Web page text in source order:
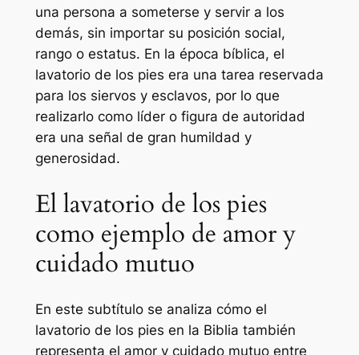
una persona a someterse y servir a los
demás, sin importar su posición social,
rango o estatus. En la época bíblica, el
lavatorio de los pies era una tarea reservada
para los siervos y esclavos, por lo que
realizarlo como líder o figura de autoridad
era una señal de gran humildad y
generosidad.
El lavatorio de los pies
como ejemplo de amor y
cuidado mutuo
En este subtítulo se analiza cómo el
lavatorio de los pies en la Biblia también
representa el amor y cuidado mutuo entre